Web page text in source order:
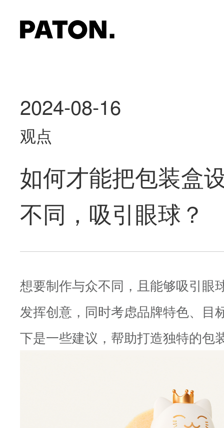
2024-08-16
观点
如何才能把包装盒
不同，吸引眼球？
想要制作与众不同，且能够吸引眼
发挥创意，同时考虑品牌特色、目
下是一些建议，帮助打造独特的包